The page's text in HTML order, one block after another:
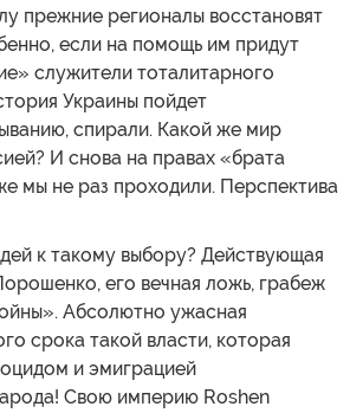
прежние регионалы восстановят
если на помощь им придут
служители тоталитарного
Украины пойдет
спирали. Какой же мир
И снова на правах «брата
мы не раз проходили. Перспектива
к такому выбору? Действующая
его вечная ложь, грабеж
Абсолютно ужасная
срока такой власти, которая
и эмиграцией
Свою империю Roshen